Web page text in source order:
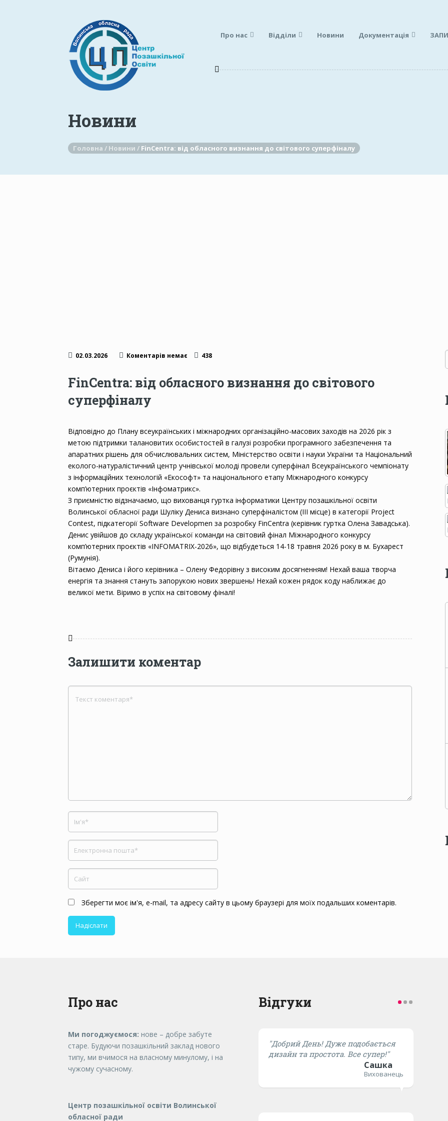
Про нас Відділи Новини Документація
Новини
Головна / Новини / FinCentra: від обласного визнання до світового суперфіналу
02.03.2026 Коментарів немає 438
FinCentra: від обласного визнання до світового
суперфіналу
Відповідно до Плану всеукраїнських і міжнародних організаційно-масових заходів на 2026 рік з
метою підтримки талановитих особистостей в галузі розробки програмного забезпечення та
апаратних рішень для обчислювальних систем, Міністерство освіти і науки України та Національний
еколого-натуралістичний центр учнівської молоді провели суперфінал Всеукраїнського чемпіонату
з інформаційних технологій «Екософт» та національного етапу Міжнародного конкурсу
комп’ютерних проєктів «Інфоматрикс».
З приємністю відзначаємо, що вихованця гуртка інформатики Центру позашкільної освіти
Волинської обласної ради Шуліку Дениса визнано суперфіналістом (ІІІ місце) в категорії Project
Contest, підкатегорії Software Developmen за розробку FinCentra (керівник гуртка Олена Завадська).
Денис увійшов до складу української команди на світовий фінал Міжнародного конкурсу
комп’ютерних проєктів «INFOMATRIX-2026», що відбудеться 14-18 травня 2026 року в м. Бухарест
(Румунія).
Вітаємо Дениса і його керівника – Олену Федорівну з високим досягненням! Нехай ваша творча
енергія та знання стануть запорукою нових звершень! Нехай кожен рядок коду наближає до
великої мети. Віримо в успіх на світовому фіналі!
Залишити коментар
Зберегти моє ім'я, e-mail, та адресу сайту в цьому браузері для моїх подальших коментарів.
Про нас
Ми погоджуємося: нове – добре забуте
старе. Будуючи позашкільний заклад нового
типу, ми вчимося на власному минулому, і на
чужому сучасному.
Центр позашкільної освіти Волинської
обласної ради
Відгуки
"Добрий День! Дуже подобається
дизайн та простота. Все супер!"
Сашка
Вихованець